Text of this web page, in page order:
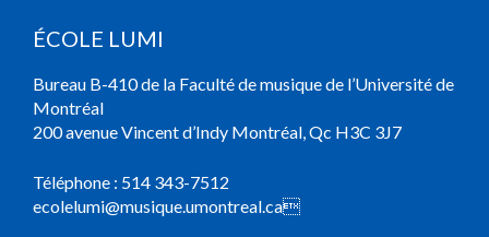
ÉCOLE LUMI
Bureau B-410 de la Faculté de musique de l’Université de
Montréal
200 avenue Vincent d’Indy Montréal, Qc H3C 3J7
Téléphone : 514 343-7512
ecolelumi@musique.umontreal.ca